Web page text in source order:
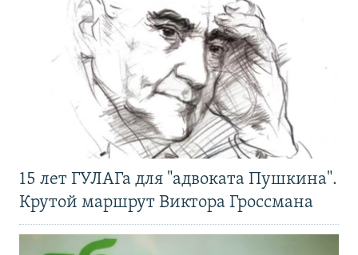
15 лет ГУЛАГа для "адвоката Пушкина".
Крутой маршрут Виктора Гроссмана